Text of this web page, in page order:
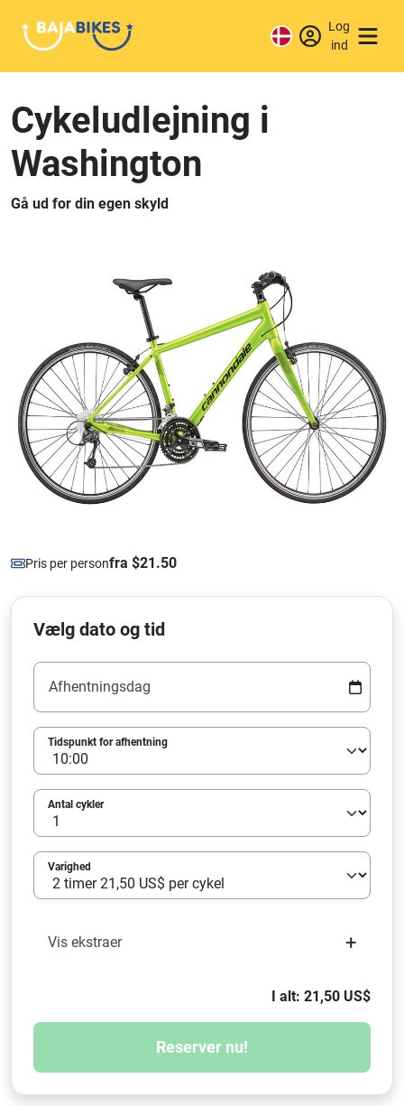
Log
ind
Cykeludlejning i
Washington
Gå ud for din egen skyld
Pris per personfra $21.50
Vælg dato og tid
Afhentningsdag
Tidspunkt for afhentning
Antal cykler
Varighed
Vis ekstraer +
I alt: 21,50 US$
Reserver nu!